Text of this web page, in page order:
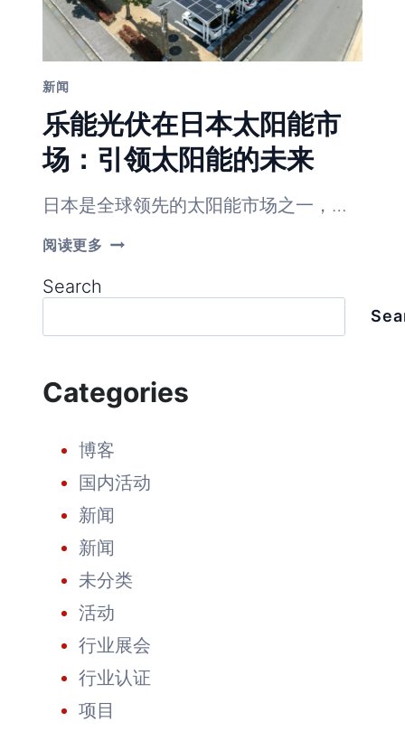
新闻
乐能光伏在日本太阳能市
场：引领太阳能的未来
日本是全球领先的太阳能市场之一，…
阅读更多 乐
本
能
市
引
领
太
阳
的
来
Search
Categories
博客
国内活动
新闻
新闻
未分类
活动
行业展会
行业认证
项目